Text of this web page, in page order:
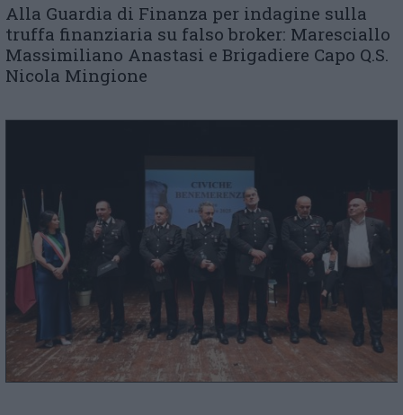
Alla Guardia di Finanza per indagine sulla
truffa finanziaria su falso broker: Maresciallo
Massimiliano Anastasi e Brigadiere Capo Q.S.
Nicola Mingione